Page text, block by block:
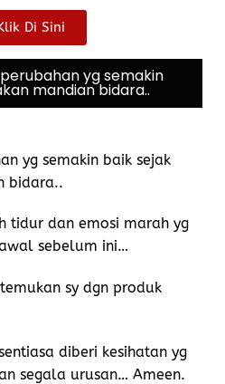
Di Sini
yg semakin
mandian bidara..
yg semakin baik sejak
bidara..
tidur dan emosi marah yg
sebelum ini…
sy dgn produk
diberi kesihatan yg
segala urusan… Ameen.